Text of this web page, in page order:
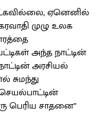
ஏனெனில்
முழு உலக
அந்த நாட்டின்
அரசியல்
சுமந்து
பெரிய சாதனை’’